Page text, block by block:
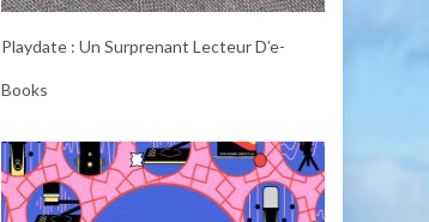
Playdate : Un Surprenant Lecteur D’e-
Books